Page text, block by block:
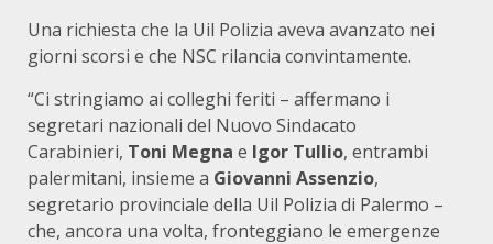
Una richiesta che la Uil Polizia aveva avanzato nei
giorni scorsi e che NSC rilancia convintamente.
“Ci stringiamo ai colleghi feriti – affermano i
segretari nazionali del Nuovo Sindacato
Carabinieri, Toni Megna e Igor Tullio, entrambi
palermitani, insieme a Giovanni Assenzio,
segretario provinciale della Uil Polizia di Palermo –
che, ancora una volta, fronteggiano le emergenze